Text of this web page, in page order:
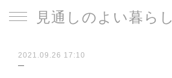
2021.09.26 17:10